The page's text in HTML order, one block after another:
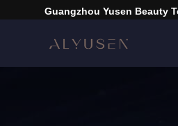
Guangzhou Yusen Beauty